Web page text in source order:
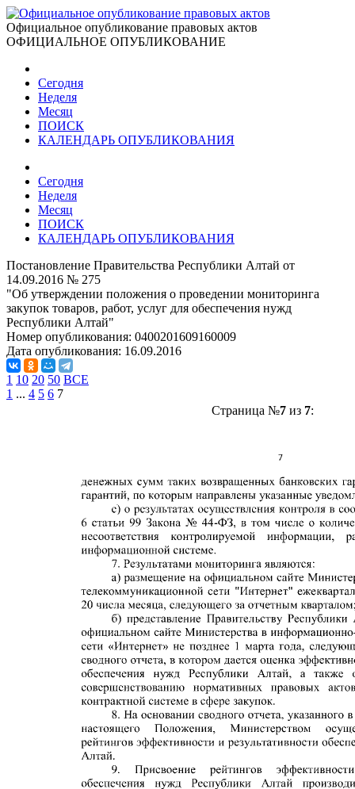
Официальное опубликование правовых актов
ОФИЦИАЛЬНОЕ ОПУБЛИКОВАНИЕ
Сегодня
Неделя
Месяц
ПОИСК
КАЛЕНДАРЬ ОПУБЛИКОВАНИЯ
Сегодня
Неделя
Месяц
ПОИСК
КАЛЕНДАРЬ ОПУБЛИКОВАНИЯ
Постановление Правительства Республики Алтай от
14.09.2016 № 275
"Об утверждении положения о проведении мониторинга
закупок товаров, работ, услуг для обеспечения нужд
Республики Алтай"
Номер опубликования: 0400201609160009
Дата опубликования: 16.09.2016
1 10 20 50 ВСЕ
1 ... 4 5 6 7
Страница №7из 7: